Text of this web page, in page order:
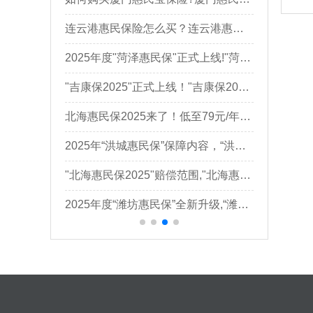
连云港惠民保险怎么买？连云港惠民保险咨询电话
2025年度"菏泽惠民保"正式上线!"菏泽惠民保2025"怎么买
"吉康保2025"正式上线！"吉康保2025"怎么买＋投保入口
北海惠民保2025来了！低至79元/年起享受300万医疗保障~
2025年“洪城惠民保”保障内容，“洪城惠民保2025”怎么买
"北海惠民保2025"赔偿范围,"北海惠民保2025"怎么买+投保渠道
2025年度“潍坊惠民保”全新升级,“潍坊惠民保2025”怎么买